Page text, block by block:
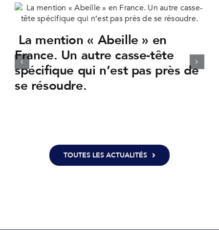
La mention « Abeille » en
France. Un autre casse-tête
spécifique qui n’est pas près de
se résoudre.
TOUTES LES ACTUALITÉS